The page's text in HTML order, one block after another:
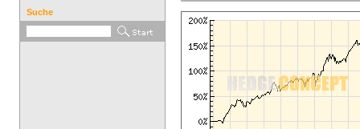
Suche